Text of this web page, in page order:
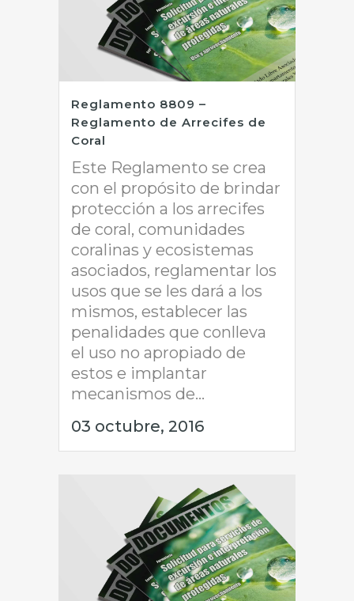
Reglamento 8809 –
Reglamento de Arrecifes de
Coral
Este Reglamento se crea
con el propósito de brindar
protección a los arrecifes
de coral, comunidades
coralinas y ecosistemas
asociados, reglamentar los
usos que se les dará a los
mismos, establecer las
penalidades que conlleva
el uso no apropiado de
estos e implantar
mecanismos de...
03 octubre, 2016